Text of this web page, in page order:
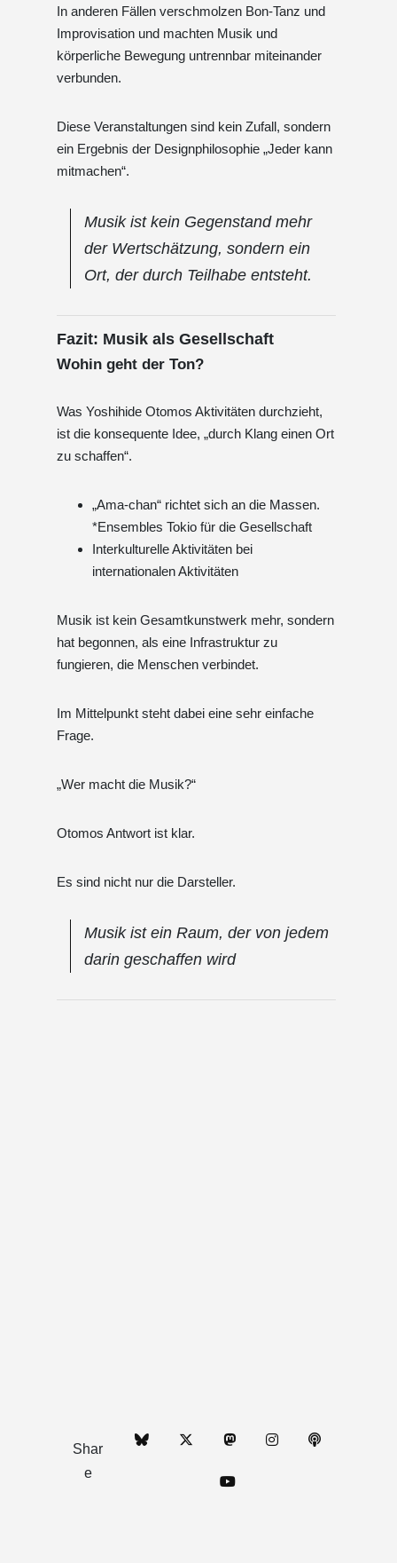
In anderen Fällen verschmolzen Bon-Tanz und
Improvisation und machten Musik und
körperliche Bewegung untrennbar miteinander
verbunden.
Diese Veranstaltungen sind kein Zufall, sondern
ein Ergebnis der Designphilosophie „Jeder kann
mitmachen“.
Musik ist kein Gegenstand mehr
der Wertschätzung, sondern ein
Ort, der durch Teilhabe entsteht.
Fazit: Musik als Gesellschaft
Wohin geht der Ton?
Was Yoshihide Otomos Aktivitäten durchzieht,
ist die konsequente Idee, „durch Klang einen Ort
zu schaffen“.
„Ama-chan“ richtet sich an die Massen.
*Ensembles Tokio für die Gesellschaft
Interkulturelle Aktivitäten bei
internationalen Aktivitäten
Musik ist kein Gesamtkunstwerk mehr, sondern
hat begonnen, als eine Infrastruktur zu
fungieren, die Menschen verbindet.
Im Mittelpunkt steht dabei eine sehr einfache
Frage.
„Wer macht die Musik?“
Otomos Antwort ist klar.
Es sind nicht nur die Darsteller.
Musik ist ein Raum, der von jedem
darin geschaffen wird
Shar
e